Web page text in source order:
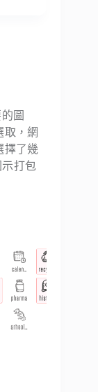
圖
取，網
擇了幾
打包